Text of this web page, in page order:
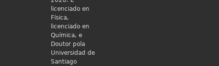
licenciado en
Física,
licenciado en
Química, e
Doutor pola
Universidad de
Santiago